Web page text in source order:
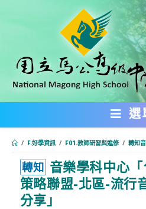
內
選
/ F.好學資訊 / F01.教師研習與進修 / 轉知
轉知 音樂學科中心
策略聯盟-北區-流行
分享」